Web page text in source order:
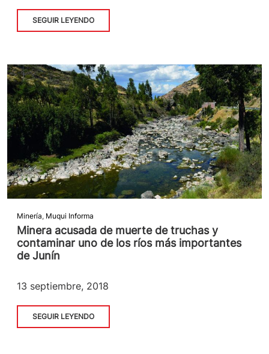
SEGUIR LEYENDO
Minería, Muqui Informa
Minera acusada de muerte de truchas y
contaminar uno de los ríos más importantes
de Junín
13 septiembre, 2018
SEGUIR LEYENDO